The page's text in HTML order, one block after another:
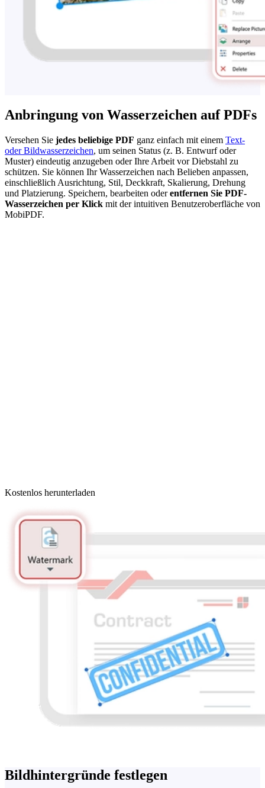
Anbringung von Wasserzeichen auf PDFs
Versehen Sie jedes beliebige PDF ganz einfach mit einem Text-
oder Bildwasserzeichen, um seinen Status (z. B. Entwurf oder
Muster) eindeutig anzugeben oder Ihre Arbeit vor Diebstahl zu
schützen. Sie können Ihr Wasserzeichen nach Belieben anpassen,
einschließlich Ausrichtung, Stil, Deckkraft, Skalierung, Drehung
und Platzierung. Speichern, bearbeiten oderentfernen Sie PDF-
Wasserzeichen per Klick mit der intuitiven Benutzeroberfläche von
MobiPDF.
Kostenlos herunterladen
Bildhintergründe festlegen